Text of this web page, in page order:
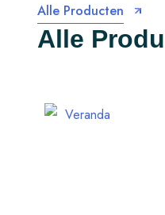
Alle Producten
Alle Produ